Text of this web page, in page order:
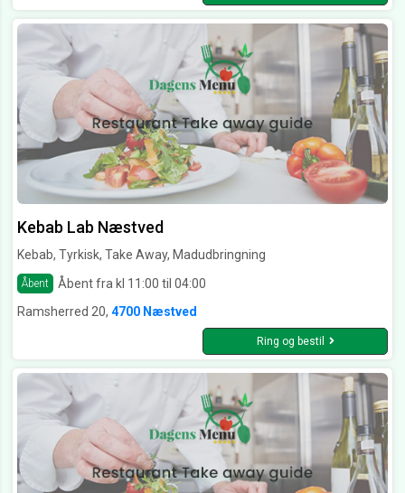
Kebab Lab Næstved
Kebab, Tyrkisk, Take Away, Madudbringning
Åbent
Åbent fra kl 11:00 til 04:00
Ramsherred 20, 4700 Næstved
Ring og bestil